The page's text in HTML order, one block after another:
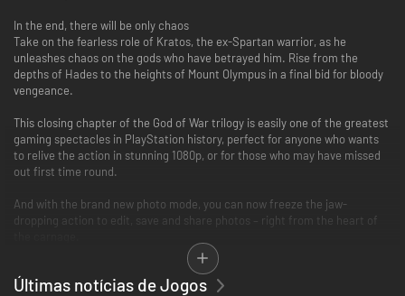
In the end, there will be only chaos
Take on the fearless role of Kratos, the ex-Spartan warrior, as he
unleashes chaos on the gods who have betrayed him. Rise from the
depths of Hades to the heights of Mount Olympus in a final bid for bloody
vengeance.
This closing chapter of the God of War trilogy is easily one of the greatest
gaming spectacles in PlayStation history, perfect for anyone who wants
to relive the action in stunning 1080p, or for those who may have missed
out first time round.
And with the brand new photo mode, you can now freeze the jaw-
dropping action to edit, save and share photos – right from the heart of
• All previous DLC costumes and content included.
Últimas notícias de Jogos